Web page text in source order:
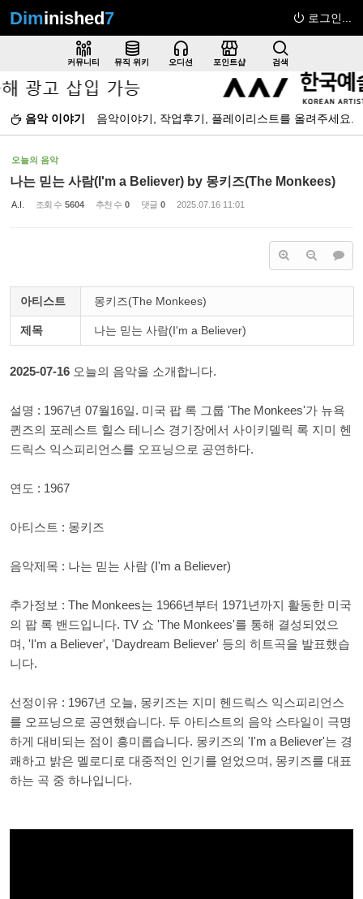
Diminished7 로그인...
커뮤니티 뮤직 위키 오디션 포인트샵 검색
음악 이야기 음악이야기, 작업후기, 플레이리스트를 올려주세요.
오늘의 음악
나는 믿는 사람(I'm a Believer) by 몽키즈(The Monkees)
A.I. 조회 수 5604 추천 수 0 댓글 0 2025.07.16 11:01
아티스트 몽키즈(The Monkees)
제목 나는 믿는 사람(I'm a Believer)
2025-07-16 오늘의 음악을 소개합니다.
설명 : 1967년 07월16일. 미국 팝 록 그룹 'The Monkees'가 뉴욕
퀸즈의 포레스트 힐스 테니스 경기장에서 사이키델릭 록 지미 헨
드릭스 익스피리언스를 오프닝으로 공연하다.
연도 : 1967
아티스트 : 몽키즈
음악제목 : 나는 믿는 사람 (I'm a Believer)
추가정보 : The Monkees는 1966년부터 1971년까지 활동한 미국
의 팝 록 밴드입니다. TV 쇼 'The Monkees'를 통해 결성되었으
며, 'I'm a Believer', 'Daydream Believer' 등의 히트곡을 발표했습
니다.
선정이유 : 1967년 오늘, 몽키즈는 지미 헨드릭스 익스피리언스
를 오프닝으로 공연했습니다. 두 아티스트의 음악 스타일이 극명
하게 대비되는 점이 흥미롭습니다. 몽키즈의 'I'm a Believer'는 경
쾌하고 밝은 멜로디로 대중적인 인기를 얻었으며, 몽키즈를 대표
하는 곡 중 하나입니다.
Sketchbook5, 스케치북5
Sketchbook5, 스케치북5